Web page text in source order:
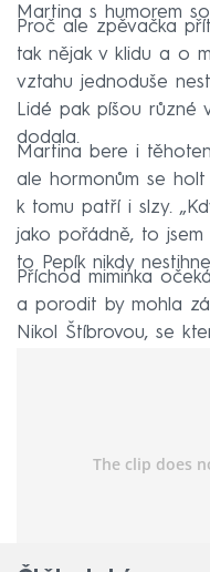
Martina s humorem
Proč ale zpěvačka
tak nějak v klidu a o
vztahu jednoduše
Lidé pak píšou různé
dodala.
Martina bere i
ale hormonům se
k tomu patří i slzy.
jako pořádně, to
to Pepík nikdy
Příchod miminka
a porodit by mohla
Nikol Štíbrovou, se